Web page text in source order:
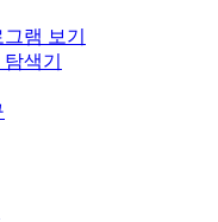
램 보기
색기